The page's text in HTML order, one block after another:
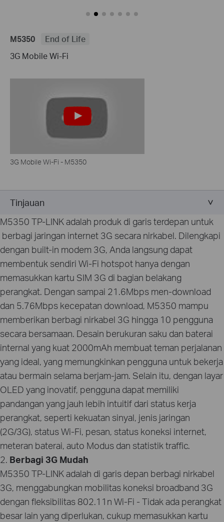
M5350
End of Life
3G Mobile Wi-Fi
3G Mobile Wi-Fi - M5350
Tinjauan
M5350 TP-LINK adalah produk di garis terdepan untuk
berbagi jaringan internet 3G secara nirkabel. Dilengkapi
dengan built-in modem 3G, Anda langsung dapat
membentuk sendiri Wi-Fi hotspot hanya dengan
memasukkan kartu SIM 3G di bagian belakang
perangkat. Dengan sampai 21.6Mbps men-download
dan 5.76Mbps kecepatan download, M5350 mampu
memberikan berbagi nirkabel 3G hingga 10 pengguna
secara bersamaan. Desain berukuran saku dan baterai
internal yang kuat 2000mAh membuat teman perjalanan
yang ideal, yang memungkinkan pengguna untuk bekerja
atau bermain selama berjam-jam. Selain itu, dengan layar
OLED yang inovatif, pengguna dapat memiliki
pandangan yang jauh lebih intuitif dari status kerja
perangkat, seperti kekuatan sinyal, jenis jaringan
(2G/3G), status Wi-Fi, pesan, status koneksi internet,
meteran baterai, auto Modus dan statistik traffic.
2. Berbagi 3G Mudah
M5350 TP-LINK adalah di garis depan berbagi nirkabel
3G, menggabungkan mobilitas koneksi broadband 3G
dengan fleksibilitas 802.11n Wi-Fi - Tidak ada perangkat
besar lain yang diperlukan, cukup memasukkan kartu